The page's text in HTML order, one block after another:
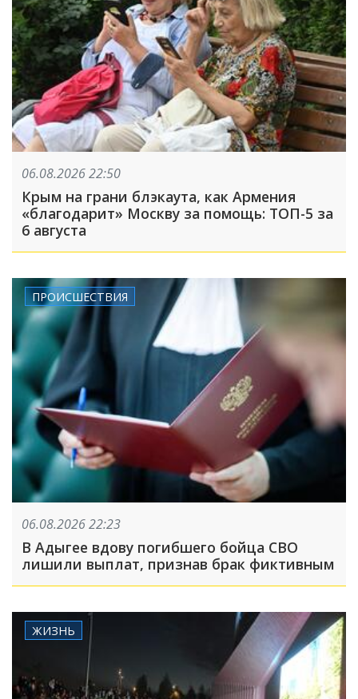
06.08.2026 22:50
Крым на грани блэкаута, как Армения
«благодарит» Москву за помощь: ТОП-5 за
6 августа
ПРОИСШЕСТВИЯ
06.08.2026 22:23
В Адыгее вдову погибшего бойца СВО
лишили выплат, признав брак фиктивным
ЖИЗНЬ